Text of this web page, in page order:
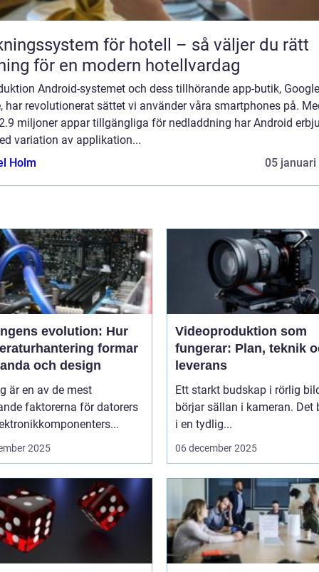
för hotell – så väljer du rätt
för en modern hotellvardag
Android-systemet och dess tillhörande app-butik,
har revolutionerat sättet vi använder våra smartphones på.
miljoner appar tillgängliga för nedladdning har Android
variation av applikation...
Holm
05 januari
evolution: Hur
formar
och design
är en av de mest
faktorerna för datorers
2025
Videoproduktion som
fungerar: Plan, teknik
leverans
Ett starkt budskap i rörlig
börjar sällan i kameran. Det
i en tydlig...
06 december 2025